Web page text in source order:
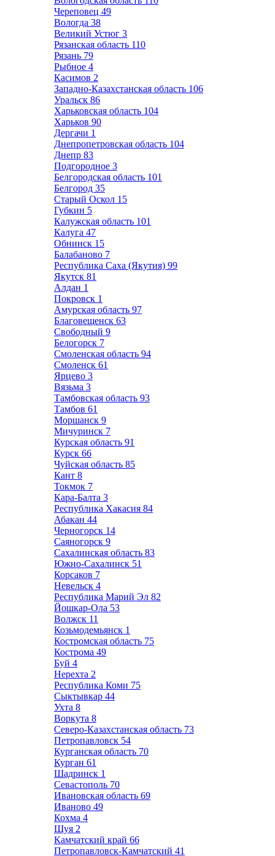
Череповец 49
Вологда 38
Великий Устюг 3
Рязанская область 110
Рязань 79
Рыбное 4
Касимов 2
Западно-Казахстанская область 106
Уральск 86
Харьковская область 104
Харьков 90
Дергачи 1
Днепропетровская область 104
Днепр 83
Подгородное 3
Белгородская область 101
Белгород 35
Старый Оскол 15
Губкин 5
Калужская область 101
Калуга 47
Обнинск 15
Балабаново 7
Республика Саха (Якутия) 99
Якутск 81
Алдан 1
Покровск 1
Амурская область 97
Благовещенск 63
Свободный 9
Белогорск 7
Смоленская область 94
Смоленск 61
Ярцево 3
Вязьма 3
Тамбовская область 93
Тамбов 61
Моршанск 9
Мичуринск 7
Курская область 91
Курск 66
Чуйская область 85
Кант 8
Токмок 7
Кара-Балта 3
Республика Хакасия 84
Абакан 44
Черногорск 14
Саяногорск 9
Сахалинская область 83
Южно-Сахалинск 51
Корсаков 7
Невельск 4
Республика Марий Эл 82
Йошкар-Ола 53
Волжск 11
Козьмодемьянск 1
Костромская область 75
Кострома 49
Буй 4
Нерехта 2
Республика Коми 75
Сыктывкар 44
Ухта 8
Воркута 8
Северо-Казахстанская область 73
Петропавловск 54
Курганская область 70
Курган 61
Шадринск 1
Севастополь 70
Ивановская область 69
Иваново 49
Кохма 4
Шуя 2
Камчатский край 66
Петропавловск-Камчатский 41